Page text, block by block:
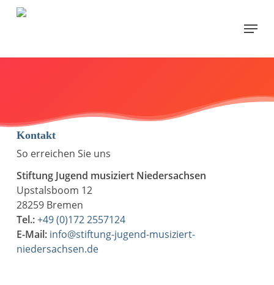
Skip
Menu
Kontakt
So erreichen Sie uns
Stiftung Jugend musiziert Niedersachsen
Upstalsboom 12
28259 Bremen
Tel.:+49 (0)172 2557124
E-Mail: info@stiftung-jugend-musiziert-
niedersachsen.de